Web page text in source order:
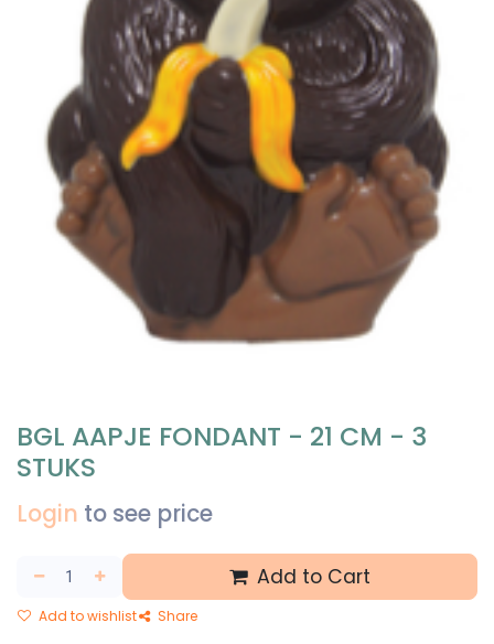
BGL AAPJE FONDANT - 21 CM - 3
STUKS
Login to see price
Add to Cart
Add to wishlist Share